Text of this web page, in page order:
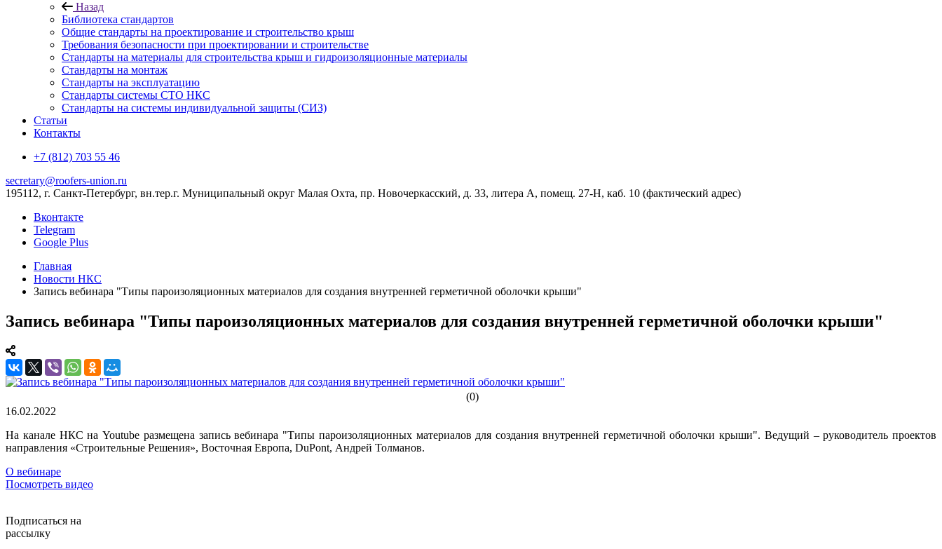
Назад
Библиотека стандартов
Общие стандарты на проектирование и строительство крыш
Требования безопасности при проектировании и строительстве
Стандарты на материалы для строительства крыш и гидроизоляционные материалы
Стандарты на монтаж
Стандарты на эксплуатацию
Стандарты системы СТО НКС
Стандарты на системы индивидуальной защиты (СИЗ)
Статьи
Контакты
+7 (812) 703 55 46
secretary@roofers-union.ru
195112, г. Санкт-Петербург, вн.тер.г. Муниципальный округ Малая Охта, пр. Новочеркасский, д. 33, литера А, помещ. 27-Н, каб. 10 (фактический адрес)
Вконтакте
Telegram
Google Plus
Главная
Новости НКС
Запись вебинара "Типы пароизоляционных материалов для создания внутренней герметичной оболочки крыши"
Запись вебинара "Типы пароизоляционных материалов для создания внутренней герметичной оболочки крыши"
(0)
16.02.2022
На канале НКС на Youtube размещена запись вебинара "Типы пароизоляционных материалов для создания внутренней герметичной оболочки крыши". Ведущий – руководитель проектов
направления «Строительные Решения», Восточная Европа, DuPont, Андрей Толманов.
О вебинаре
Посмотреть видео
Подписаться на
рассылку